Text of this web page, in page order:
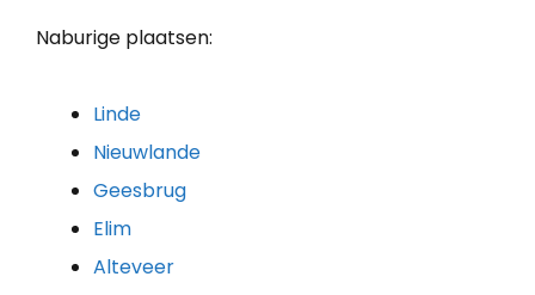
Naburige plaatsen:
Linde
Nieuwlande
Geesbrug
Elim
Alteveer